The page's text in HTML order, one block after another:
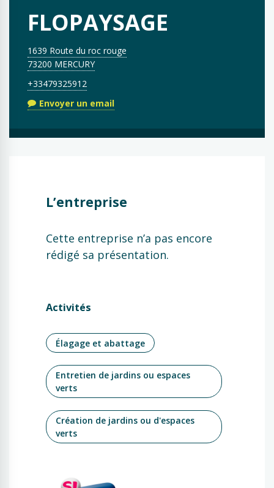
FLOPAYSAGE
1639 Route du roc rouge
73200 MERCURY
+33479325912
Envoyer un email
L’entreprise
Cette entreprise n’a pas encore
rédigé sa présentation.
Activités
Élagage et abattage
Entretien de jardins ou espaces
verts
Création de jardins ou d'espaces
verts